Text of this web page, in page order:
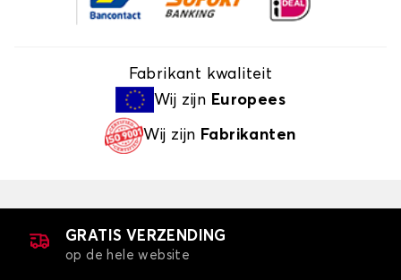
Fabrikant kwaliteit
Wij zijn Europees
Wij zijn Fabrikanten
GRATIS VERZENDING
op de hele website